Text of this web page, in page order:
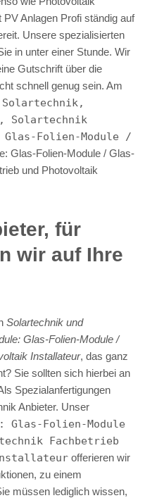
Anlagen Profi ständig auf
Unsere spezialisierten
in unter einer Stunde. Wir
Gutschrift über die
schnell genug sein. Am
Solartechnik,
Solartechnik
Folien-Module /
Glas-Folien-Module / Glas-
und Photovoltaik
für
wir auf Ihre
Solartechnik und
Glas-Folien-Module /
Installateur, das ganz
Sie sollten sich hierbei an
Spezialanfertigungen
Anbieter. Unser
Glas-Folien-Module
Fachbetrieb
offerieren wir
zu einem
müssen lediglich wissen,